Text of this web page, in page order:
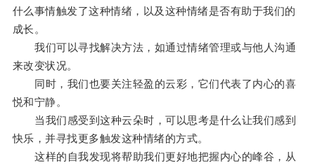
什么事情触发了这种情绪，以及这种情绪是否有助于我们的
成长。
我们可以寻找解决方法，如通过情绪管理或与他人沟通
来改变状况。
同时，我们也要关注轻盈的云彩，它们代表了内心的喜
悦和宁静。
当我们感受到这种云朵时，可以思考是什么让我们感到
快乐，并寻找更多触发这种情绪的方式。
这样的自我发现将帮助我们更好地把握内心的峰谷，从